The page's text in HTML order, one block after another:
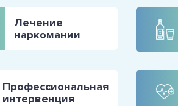
Лечение
наркомании
Профессиональная
интервенция